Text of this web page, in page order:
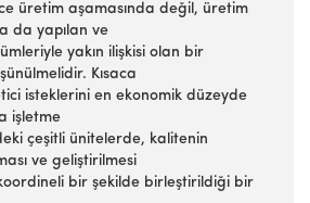
üretim aşamasında değil, üretim
da yapılan ve
yakın ilişkisi olan bir
Kısaca
isteklerini en ekonomik düzeyde
işletme
çeşitli ünitelerde, kalitenin
ve geliştirilmesi
bir şekilde birleştirildiği bir